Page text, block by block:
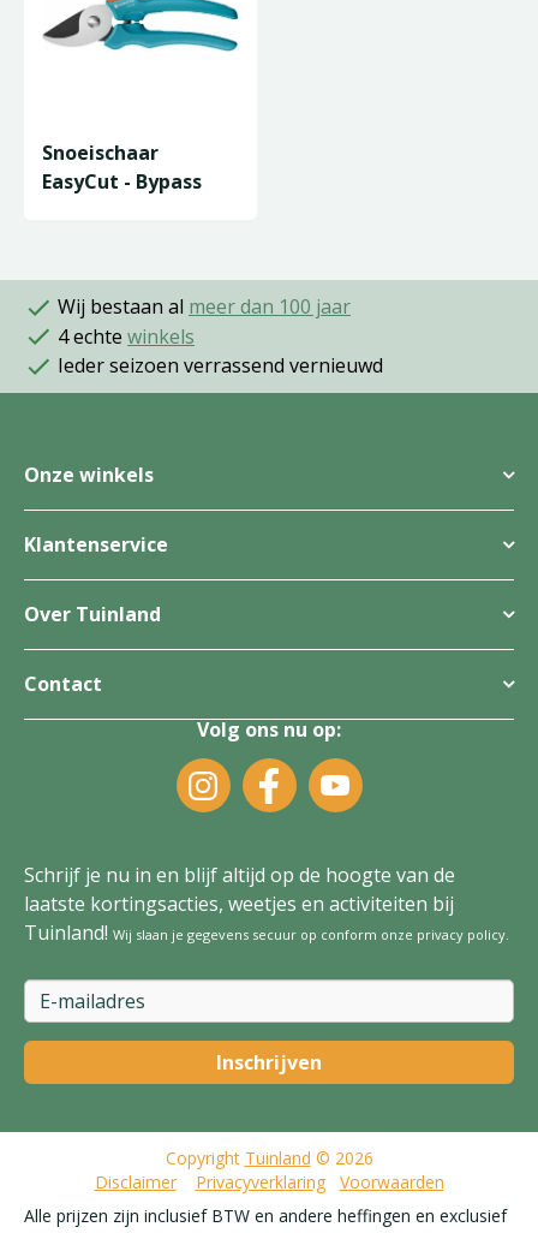
Snoeischaar
EasyCut - Bypass
Wij bestaan al meer dan 100 jaar
4 echte winkels
Ieder seizoen verrassend vernieuwd
Onze winkels
Klantenservice
Over Tuinland
Contact
Volg ons nu op:
Schrijf je nu in en blijf altijd op de hoogte van de
laatste kortingsacties, weetjes en activiteiten bij
Tuinland! Wij slaan je gegevens secuur op conform onze privacy policy.
Copyright Tuinland © 2026
Disclaimer
Privacyverklaring
Voorwaarden
Alle prijzen zijn inclusief BTW en andere heffingen en exclusief